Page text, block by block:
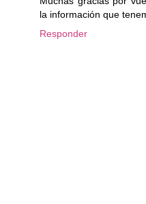
la información que
Responder